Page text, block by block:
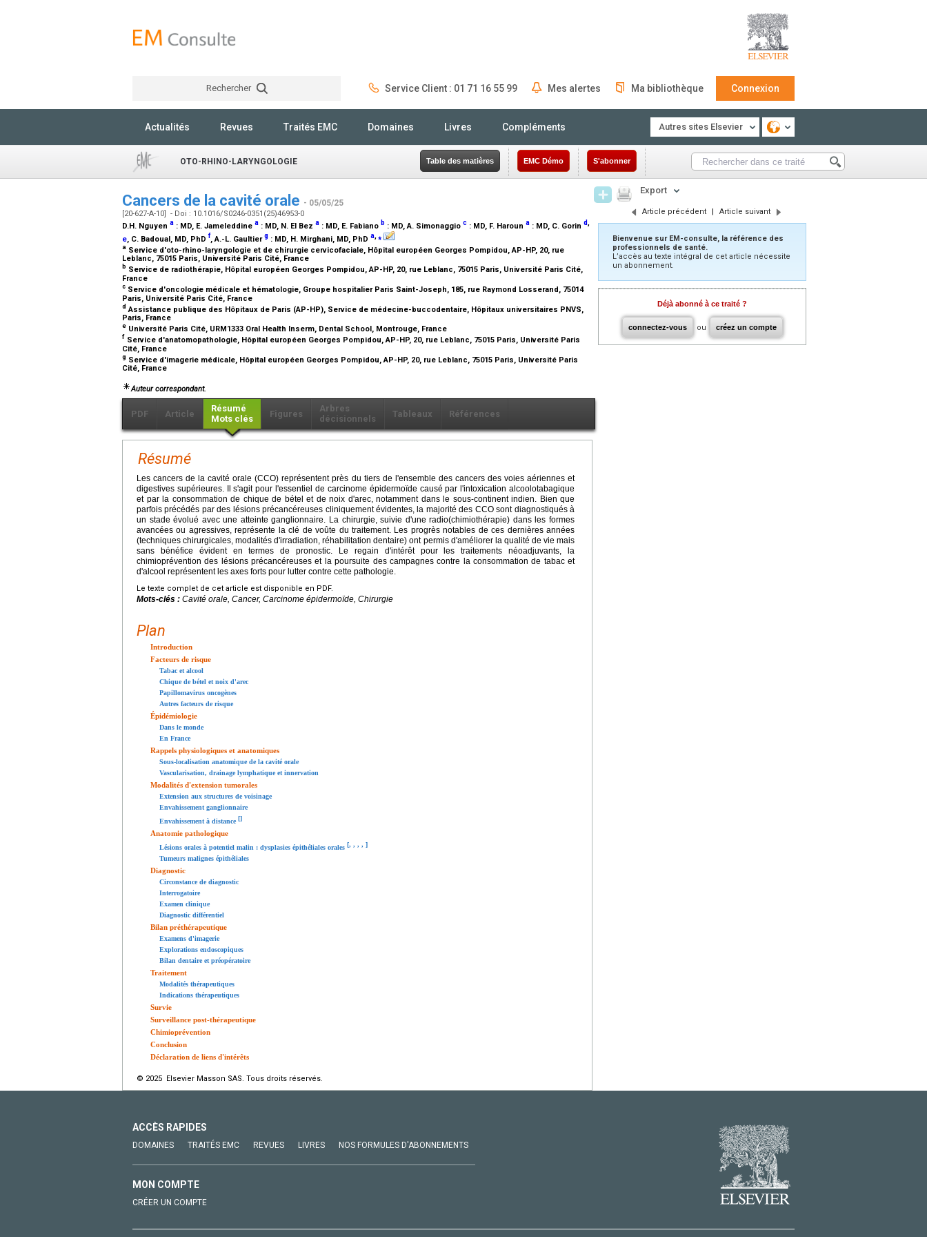
Rechercher Service Client : 01 71 16 55 99 Mes alertes Ma bibliothèque Connexion
Actualités Revues Traités EMC Domaines Livres Compléments Autres sites Elsevier
OTO-RHINO-LARYNGOLOGIE Table des matières EMC Démo S'abonner
Cancers de la cavité orale - 05/05/25
[20-627-A-10] - Doi : 10.1016/S0246-0351(25)46953-0
D.H. Nguyen a : MD, E. Jameleddine a : MD, N. El Bez a : MD, E. Fabiano b : MD, A. Simonaggio c : MD, F. Haroun a : MD, C. Gorin d
e, C. Badoual, MD, PhD f, A.-L. Gaultierg : MD, H. Mirghani, MD, PhD a ⁎
a Service d'oto-rhino-laryngologie et de chirurgie cervicofaciale, Hôpital européen Georges Pompidou, AP-HP, 20, rue
Leblanc, 75015 Paris, Université Paris Cité, France
b Service de radiothérapie, Hôpital européen Georges Pompidou, AP-HP, 20, rue Leblanc, 75015 Paris, Université Paris Cité,
France
c Service d'oncologie médicale et hématologie, Groupe hospitalier Paris Saint-Joseph, 185, rue Raymond Losserand, 75014
Paris, Université Paris Cité, France
d Assistance publique des Hôpitaux de Paris (AP-HP), Service de médecine-buccodentaire, Hôpitaux universitaires PNVS,
Paris, France
e Université Paris Cité, URM1333 Oral Health Inserm, Dental School, Montrouge, France
f Service d'anatomopathologie, Hôpital européen Georges Pompidou, AP-HP, 20, rue Leblanc, 75015 Paris, Université Paris
Cité, France
g Service d'imagerie médicale, Hôpital européen Georges Pompidou, AP-HP, 20, rue Leblanc, 75015 Paris, Université Paris
Cité, France
Auteur correspondant.
PDF Article
Résumé
Mots clés
Figures
Arbres
décisionnels
Tableaux Références
Résumé
Les cancers de la cavité orale (CCO) représentent près du tiers de l'ensemble des cancers des voies aériennes et
digestives supérieures. Il s'agit pour l'essentiel de carcinome épidermoïde causé par l'intoxication alcoolotabagique
et par la consommation de chique de bétel et de noix d'arec, notamment dans le sous-continent indien. Bien que
parfois précédés par des lésions précancéreuses cliniquement évidentes, la majorité des CCO sont diagnostiqués à
un stade évolué avec une atteinte ganglionnaire. La chirurgie, suivie d'une radio(chimiothérapie) dans les formes
avancées ou agressives, représente la clé de voûte du traitement. Les progrès notables de ces dernières années
(techniques chirurgicales, modalités d'irradiation, réhabilitation dentaire) ont permis d'améliorer la qualité de vie mais
sans bénéfice évident en termes de pronostic. Le regain d'intérêt pour les traitements néoadjuvants, la
chimioprévention des lésions précancéreuses et la poursuite des campagnes contre la consommation de tabac et
d'alcool représentent les axes forts pour lutter contre cette pathologie.
Le texte complet de cet article est disponible en PDF.
Mots-clés : Cavité orale, Cancer, Carcinome épidermoïde, Chirurgie
Plan
Introduction
Facteurs de risque
Tabac et alcool
Chique de bétel et noix d'arec
Papillomavirus oncogènes
Autres facteurs de risque
Épidémiologie
Dans le monde
En France
Rappels physiologiques et anatomiques
Sous-localisation anatomique de la cavité orale
Vascularisation, drainage lymphatique et innervation
Modalités d'extension tumorales
Extension aux structures de voisinage
Envahissement ganglionnaire
Envahissement à distance[]
Anatomie pathologique
Lésions orales à potentiel malin : dysplasies épithéliales orales [, , , , ]
Tumeurs malignes épithéliales
Diagnostic
Circonstance de diagnostic
Interrogatoire
Examen clinique
Diagnostic différentiel
Bilan préthérapeutique
Examens d'imagerie
Explorations endoscopiques
Bilan dentaire et préopératoire
Traitement
Modalités thérapeutiques
Indications thérapeutiques
Survie
Surveillance post-thérapeutique
Chimioprévention
Conclusion
Déclaration de liens d'intérêts
© 2025 Elsevier Masson SAS. Tous droits réservés.
Export
Article précédent | Article suivant
Bienvenue sur EM-consulte, la référence des
professionnels de santé.
L’accès au texte intégral de cet article nécessite
un abonnement.
Déjà abonné à ce traité ?
connectez-vous ou créez un compte
ACCÈS RAPIDES
DOMAINES TRAITÉS EMC REVUES LIVRES NOS FORMULES D'ABONNEMENTS
MON COMPTE
CRÉER UN COMPTE